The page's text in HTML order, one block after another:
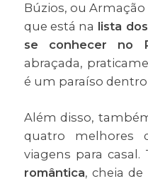
Búzios, ou
que está na lista
se conhecer no
abraçada,
é um paraíso
Além disso,
quatro melhores
viagens para casal.
romântica, cheia de